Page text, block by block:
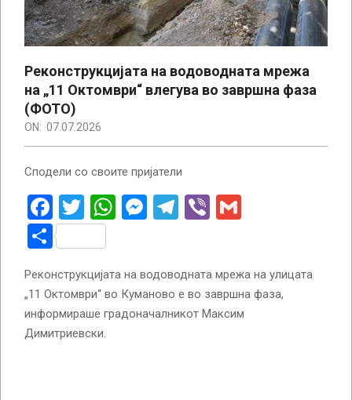
Реконструкцијата на водоводната мрежа
на „11 Октомври“ влегува во завршна фаза
(ФОТО)
ON: 07.07.2026
Сподели со своите пријатели
Facebook
Twitter
WhatsApp
Messenger
Telegram
Viber
Share
Реконструкцијата на водоводната мрежа на улицата
„11 Октомври“ во Куманово е во завршна фаза,
информираше градоначалникот Максим
Димитриевски.